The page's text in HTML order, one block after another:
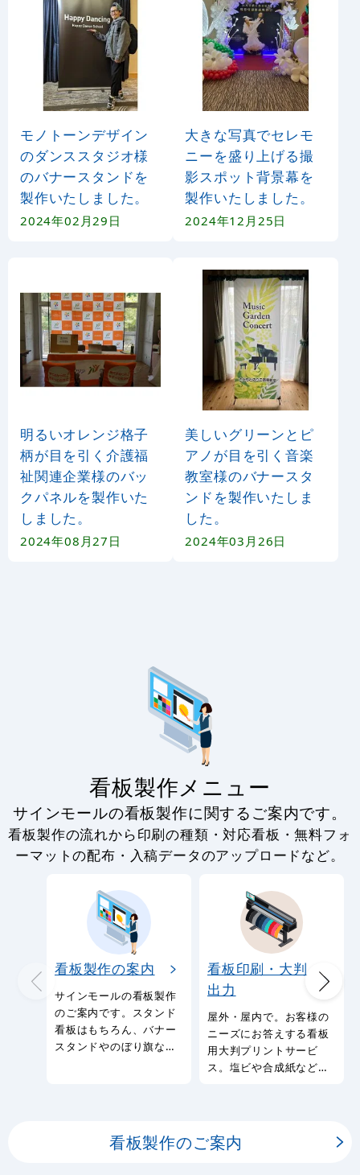
モノトーンデザイン
のダンススタジオ様
のバナースタンドを
製作いたしました。
2024年02月29日
大きな写真でセレモ
ニーを盛り上げる撮
影スポット背景幕を
製作いたしました。
2024年12月25日
明るいオレンジ格子
柄が目を引く介護福
祉関連企業様のバッ
クパネルを製作いた
しました。
2024年08月27日
美しいグリーンとピ
アノが目を引く音楽
教室様のバナースタ
ンドを製作いたしま
した。
2024年03月26日
看板製作メニュー
サインモールの看板製作に関するご案内です。
看板製作の流れから印刷の種類・対応看板・無料フォ
ーマットの配布・入稿データのアップロードなど。
看板製作の案内
サインモールの看板製作
のご案内です。スタンド
看板はもちろん、バナー
スタンドやのぼり旗など
看板印刷・大判
出力
屋外・屋内で。お客様の
ニーズにお答えする看板
用大判プリントサービ
ス。塩ビや合成紙など看
看板製作のご案内